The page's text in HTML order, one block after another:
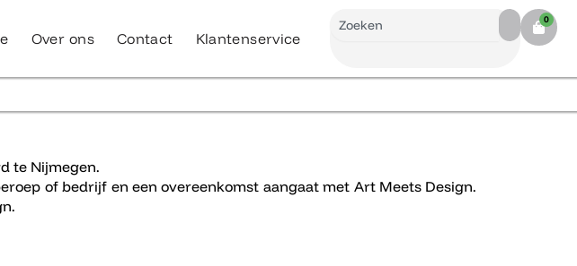
Over ons Contact Klantenservice
Search 0
Cart
te Nijmegen.
of bedrijf en een overeenkomst aangaat met Art Meets Design.